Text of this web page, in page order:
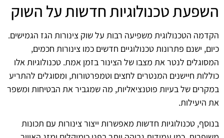
השפעת טכנולוגיות חדשות על השוק
הקדמה הטכנולוגית משפיעה רבות על שוק צינורות הגז הגמישים.
כיום, ישנם פתרונות טכנולוגיים חדשים כמו צינורות חכמים,
המסוגלים לנטר את מצבו של הצינור בזמן אמת. טכנולוגיות אלו
כוללות חיישנים המנטרים לחצים וטמפרטורות, ומסוגלים להתריע
במקרים של בעיות פוטנציאליות, מה שמגביר את הבטיחות ומשפר
את היעילות.
בנוסף, טכנולוגיות חדשות מאפשרות ייצור צינורות עם תכונות